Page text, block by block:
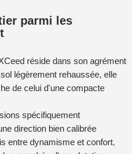
parmi les
réside dans son agrément
légèrement rehaussée, elle
de celui d'une compacte
spécifiquement
direction bien calibrée
entre dynamisme et confort.